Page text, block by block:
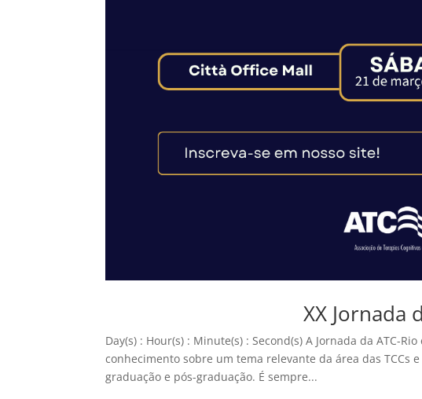
XX Jornada
Day(s) : Hour(s) : Minute(s) : Second(s) A Jornada da ATC-
conhecimento sobre um tema relevante da área das TCCs
graduação e pós-graduação. É sempre...